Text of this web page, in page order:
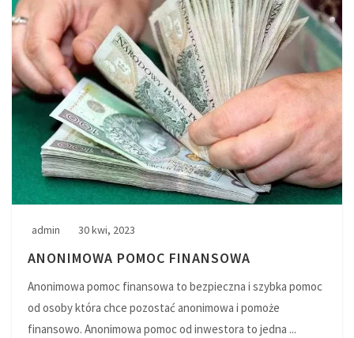
admin 30 kwi, 2023
ANONIMOWA POMOC FINANSOWA
Anonimowa pomoc finansowa to bezpieczna i szybka pomoc
od osoby która chce pozostać anonimowa i pomoże
finansowo. Anonimowa pomoc od inwestora to jedna ...